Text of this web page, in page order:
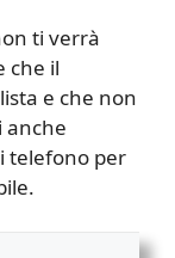
ti verrà
che il
e che non
anche
telefono per